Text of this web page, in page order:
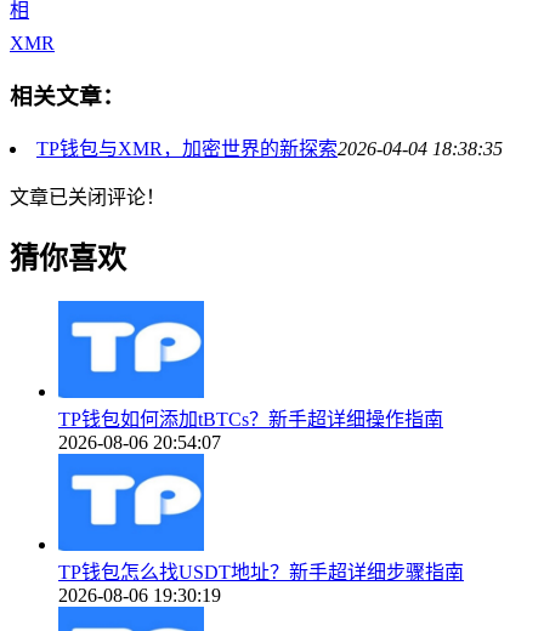
相
XMR
相关文章：
TP钱包与XMR，加密世界的新探索2026-04-04 18:38:35
文章已关闭评论！
猜你喜欢
TP钱包如何添加tBTCs？新手超详细操作指南
2026-08-06 20:54:07
TP钱包怎么找USDT地址？新手超详细步骤指南
2026-08-06 19:30:19